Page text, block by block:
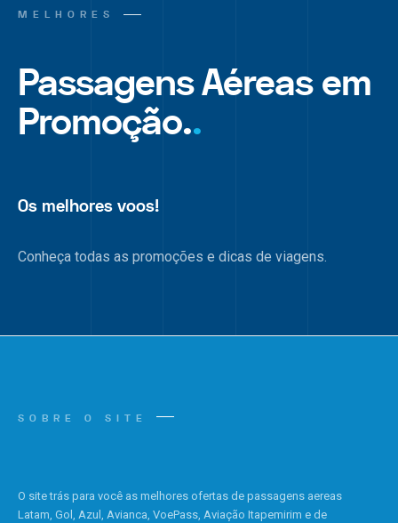
MELHORES
Passagens Aéreas em
Promoção..
Os melhores voos!
Conheça todas as promoções e dicas de viagens.
SOBRE O SITE
O site trás para você as melhores ofertas de passagens aereas
Latam, Gol, Azul, Avianca, VoePass, Aviação Itapemirim e de